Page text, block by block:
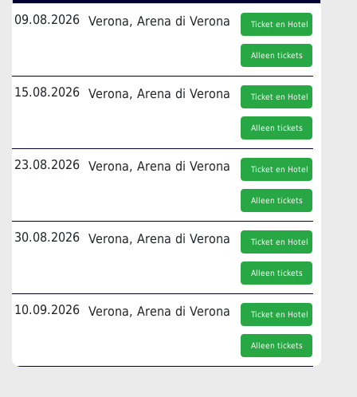
09.08.2026 Verona, Arena di Verona Ticket en Hotel
Alleen tickets
15.08.2026 Verona, Arena di Verona Ticket en Hotel
Alleen tickets
23.08.2026 Verona, Arena di Verona Ticket en Hotel
Alleen tickets
30.08.2026 Verona, Arena di Verona Ticket en Hotel
Alleen tickets
10.09.2026 Verona, Arena di Verona Ticket en Hotel
Alleen tickets